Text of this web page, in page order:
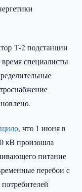
Т-2 подстанции
специалисты
, что 1 июня в
кВ произошла
питание
перебои с